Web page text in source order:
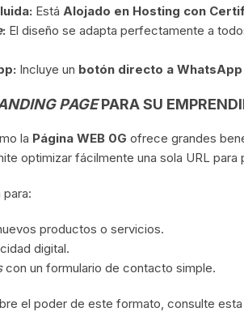
Está Alojado en Hosting con
: El diseño se adapta perfectamente a
Incluye un botón directo a WhatsApp
PAGEPARA SU
la Página WEB 0G ofrece grandes
optimizar fácilmente una sola URL
productos o servicios.
digital.
con un formulario de contacto simple.
el poder de este formato, consulte